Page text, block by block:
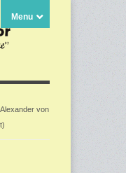
Menu
von